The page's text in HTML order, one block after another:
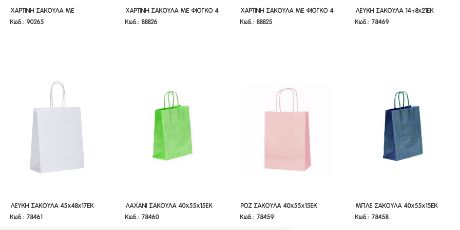
ΧΑΡΤΙΝΗ ΣΑΚΟΥΛΑ ΜΕ
ΛΟΥΛΟΥΔΙΑ 26Χ32Χ10ΕΚ 4 ΣΧΕΔΙΑ
ΧΑΡΤΙΝΗ ΣΑΚΟΥΛΑ ΜΕ
ΛΟΥΛΟΥΔΙΑ 26Χ32Χ10ΕΚ 4
Κωδ.: 90265
ΧΑΡΤΙΝΗ ΣΑΚΟΥΛΑ ΜΕ ΦΙΟΓΚΟ 4
ΣΧΕΔΙΑ 11X15EK
ΧΑΡΤΙΝΗ ΣΑΚΟΥΛΑ ΜΕ ΦΙΟΓΚΟ 4
ΣΧΕΔΙΑ 11X15EK
Κωδ.: 88826
ΧΑΡΤΙΝΗ ΣΑΚΟΥΛΑ ΜΕ ΦΙΟΓΚΟ 4
ΣΧΕΔΙΑ 18X23EK
ΧΑΡΤΙΝΗ ΣΑΚΟΥΛΑ ΜΕ ΦΙΟΓΚΟ 4
ΣΧΕΔΙΑ 18X23EK
Κωδ.: 88825
ΛΕΥΚΗ ΣΑΚΟΥΛΑ 14+8X21EK
ΣΤΡΙΦΤΟ ΧΕΡΙ
ΛΕΥΚΗ ΣΑΚΟΥΛΑ 14+8x21EK
ΣΤΡΙΦΤΟ ΧΕΡΙ
Κωδ.: 78469
ΛΕΥΚΗ ΣΑΚΟΥΛΑ 45X48X17EK
ΣΤΡΙΦΤΟ ΧΕΡΙ
ΛΕΥΚΗ ΣΑΚΟΥΛΑ 45x48x17EK
ΣΤΡΙΦΤΟ ΧΕΡΙ
Κωδ.: 78461
ΛΑΧΑΝΙ ΣΑΚΟΥΛΑ 40X55X15EK
ΣΤΡΙΦΤΟ ΧΕΡΙ
ΛΑΧΑΝΙ ΣΑΚΟΥΛΑ 40x55x15EK
ΣΤΡΙΦΤΟ ΧΕΡΙ
Κωδ.: 78460
ΡΟΖ ΣΑΚΟΥΛΑ 40X55X15EK
ΣΤΡΙΦΤΟ ΧΕΡΙ
ΡΟΖ ΣΑΚΟΥΛΑ 40x55x15EK
ΣΤΡΙΦΤΟ ΧΕΡΙ
Κωδ.: 78459
ΜΠΛΕ ΣΑΚΟΥΛΑ 40X55X15EK
ΣΤΡΙΦΤΟ ΧΕΡΙ
ΜΠΛΕ ΣΑΚΟΥΛΑ 40x55x15EK
ΣΤΡΙΦΤΟ ΧΕΡΙ
Κωδ.: 78458